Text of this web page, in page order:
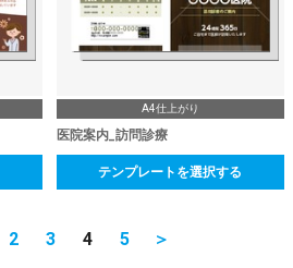
A4仕上がり
医院案内_訪問診療
テンプレートを選択する
2 3 4 5 ＞